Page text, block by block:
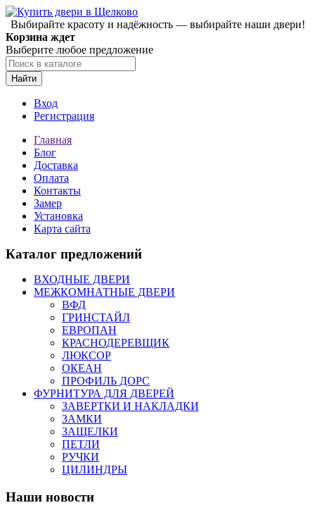
Выбирайте красоту и надёжность — выбирайте наши двери!
Корзина ждет
Выберите любое предложение
Найти
Вход
Регистрация
Главная
Блог
Доставка
Оплата
Контакты
Замер
Установка
Карта сайта
Каталог предложений
ВХОДНЫЕ ДВЕРИ
МЕЖКОМНАТНЫЕ ДВЕРИ
ВФД
ГРИНСТАЙЛ
ЕВРОПАН
КРАСНОДЕРЕВЩИК
ЛЮКСОР
ОКЕАН
ПРОФИЛЬ ДОРС
ФУРНИТУРА ДЛЯ ДВЕРЕЙ
ЗАВЕРТКИ И НАКЛАДКИ
ЗАМКИ
ЗАЩЕЛКИ
ПЕТЛИ
РУЧКИ
ЦИЛИНДРЫ
Наши новости